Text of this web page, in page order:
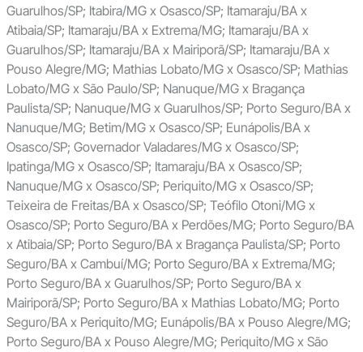
Guarulhos/SP; Itabira/MG x Osasco/SP; Itamaraju/BA x
Atibaia/SP; Itamaraju/BA x Extrema/MG; Itamaraju/BA x
Guarulhos/SP; Itamaraju/BA x Mairiporã/SP; Itamaraju/BA x
Pouso Alegre/MG; Mathias Lobato/MG x Osasco/SP; Mathias
Lobato/MG x São Paulo/SP; Nanuque/MG x Bragança
Paulista/SP; Nanuque/MG x Guarulhos/SP; Porto Seguro/BA x
Nanuque/MG; Betim/MG x Osasco/SP; Eunápolis/BA x
Osasco/SP; Governador Valadares/MG x Osasco/SP;
Ipatinga/MG x Osasco/SP; Itamaraju/BA x Osasco/SP;
Nanuque/MG x Osasco/SP; Periquito/MG x Osasco/SP;
Teixeira de Freitas/BA x Osasco/SP; Teófilo Otoni/MG x
Osasco/SP; Porto Seguro/BA x Perdões/MG; Porto Seguro/BA
x Atibaia/SP; Porto Seguro/BA x Bragança Paulista/SP; Porto
Seguro/BA x Cambuí/MG; Porto Seguro/BA x Extrema/MG;
Porto Seguro/BA x Guarulhos/SP; Porto Seguro/BA x
Mairiporã/SP; Porto Seguro/BA x Mathias Lobato/MG; Porto
Seguro/BA x Periquito/MG; Eunápolis/BA x Pouso Alegre/MG;
Porto Seguro/BA x Pouso Alegre/MG; Periquito/MG x São